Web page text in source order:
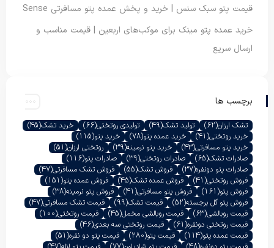
قیمت پتو سبک سنس | خرید و پخش عمده پتو مسافرتی Sense
خرید عمده پتو مینک برای موکب‌های اربعین | قیمت مناسب و
ارسال سریع
برچسب ها
تشک ارزان(62) تولید تشک(49) تولیدی روتختی(66) خرید تشک(45)
خرید روتختی(41) خرید عمده پتو(78) خرید پتو(115)
خرید پتو مسافرتی(43) خرید پتو نرمینه(39) روتختی ارزان(51)
صادرات تشک(65) صادرات روتختی(39) صادرات پتو(116)
صادرات پتو دونفره(37) فروش تشک(55) فروش تشک مسافرتی(47)
فروش روتختی(41) فروش عمده تشک(45) فروش عمده پتو(151)
فروش پتو(161) فروش پتو مسافرتی(41) فروش پتو نرمینه(38)
فروش پتو گل برجسته(52) قیمت تشک(99) قیمت تشک مسافرتی(47)
قیمت روبالشی(63) قیمت روبالشی مخمل(45) قیمت روتختی(100)
قیمت روتختی دونفره(61) قیمت روتختی سه بعدی(46)
قیمت عمده پتو(114) قیمت پتو(280) قیمت پتو دو نفره(51)